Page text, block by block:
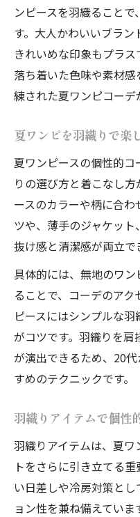
ンピースを羽織ること
す。大人かわいいブラ
きれいめな印象もプラス
落ち着いた色味や素材
練された夏ワンピコーデ
夏ワンピを羽織りで楽
夏ワンピースの個性的
りの選び方と着こなし
ースのカラーや柄に合
ツや、薄手のジャケット
抜け感と清潔感が両立で
具体的には、無地のワ
ることで、コーデのア
ピースにはシンプルな
がコツです。羽織りを
が演出できるため、20
すめのテクニックです。
羽織りアイテムで個性
羽織りアイテムは、夏ワ
トをさらに引き立てる
い日差しや冷房対策と
ョン性を兼ね備えてい